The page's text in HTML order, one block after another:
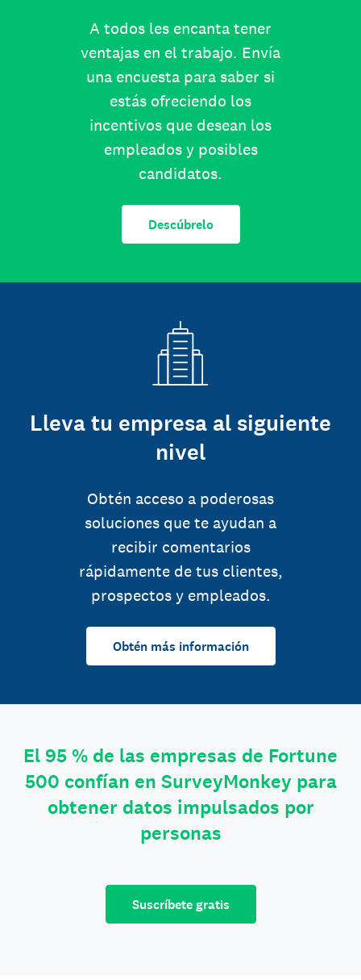
A todos les encanta tener
ventajas en el trabajo. Envía
una encuesta para saber si
estás ofreciendo los
incentivos que desean los
empleados y posibles
candidatos.
Descúbrelo
Lleva tu empresa al siguiente
nivel
Obtén acceso a poderosas
soluciones que te ayudan a
recibir comentarios
rápidamente de tus clientes,
prospectos y empleados.
Obtén más información
El 95 % de las empresas de Fortune
500 confían en SurveyMonkey para
obtener datos impulsados por
personas
Suscríbete gratis